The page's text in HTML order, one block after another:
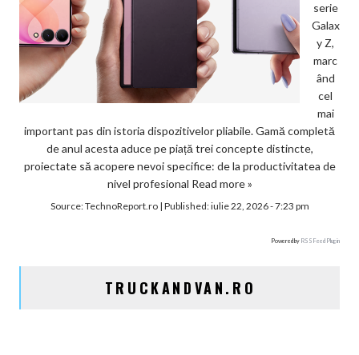
serie
Galax
y Z,
marc
ând
cel
mai
important pas din istoria dispozitivelor pliabile. Gamă completă
de anul acesta aduce pe piață trei concepte distincte,
proiectate să acopere nevoi specifice: de la productivitatea de
nivel profesional Read more »
Source:TechnoReport.ro| Published:iulie 22, 2026 - 7:23 pm
Powered by RSS Feed Plugin
TRUCKANDVAN.RO